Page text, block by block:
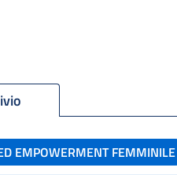
EMPOWERMENT FEMMINILE